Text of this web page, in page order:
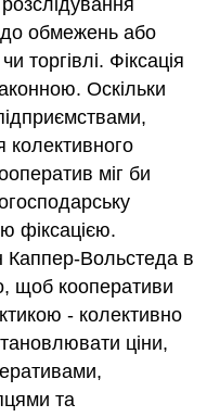
до обмежень або
торгівлі. Фіксація
Оскільки
міг би
фіксацією.
Каппер-Вольстеда в
щоб кооперативи
- колективно
ціни,
та